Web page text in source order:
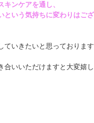
キンケアを通し、
という気持ちに変わりはござ
ていきたいと思っております
合いいただけますと大変嬉し
いたします。